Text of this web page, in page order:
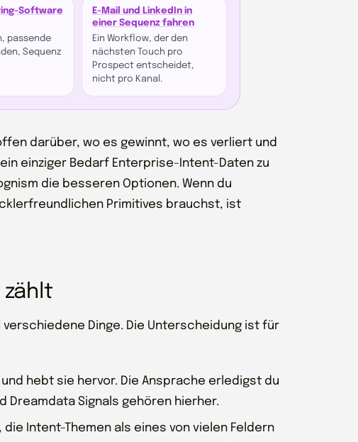
Software
passende
Sequenz
E-Mail und LinkedIn in
einer Sequenz fahren
Ein Workflow, der den
nächsten Touch pro
Prospect entscheidet,
nicht pro Kanal.
darüber, wo es gewinnt, wo es verliert und
einziger Bedarf Enterprise-Intent-Daten zu
die besseren Optionen. Wenn du
Primitives brauchst, ist
zählt
Dinge. Die Unterscheidung ist für
und hebt sie hervor. Die Ansprache erledigst du
Dreamdata Signals gehören hierher.
Intent-Themen als eines von vielen Feldern